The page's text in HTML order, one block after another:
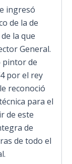
ingresó
de la de
la que
General.
pintor de
por el rey
reconoció
para el
de este
de
de todo el